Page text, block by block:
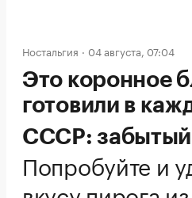
Ностальгия 04 августа, 07:04
Это коронное
готовили в
СССР: забытый
Попробуйте и